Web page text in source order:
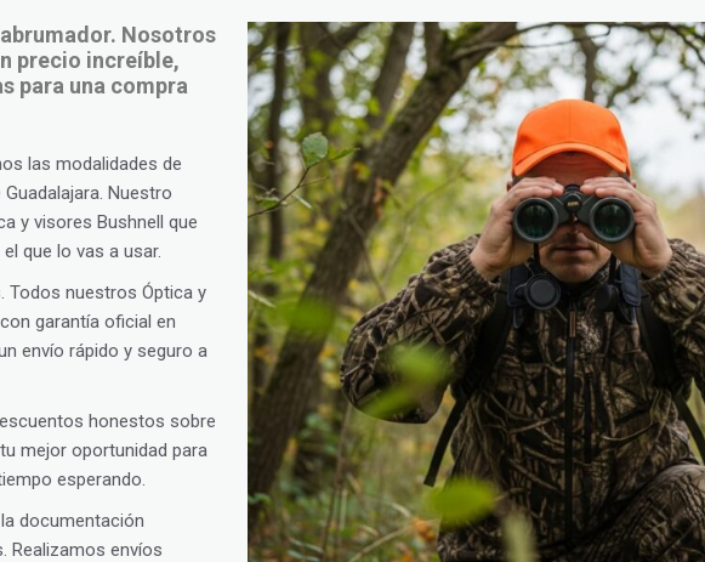
Nosotros
precio increíble,
para una compra
las modalidades de
Nuestro
y visores Bushnell que
que lo vas a usar.
Todos nuestros Óptica y
garantía oficial en
envío rápido y seguro a
honestos sobre
mejor oportunidad para
esperando.
documentación
Realizamos envíos